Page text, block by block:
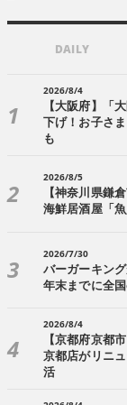
DAILY
2026/8/4
【大阪府】「
下げ！お子さ
も
2026/8/5
【神奈川県鎌
海鮮居酒屋「
2026/7/30
バーガーキン
年末までに全
2026/8/4
【京都府京都
京都店がリニ
活